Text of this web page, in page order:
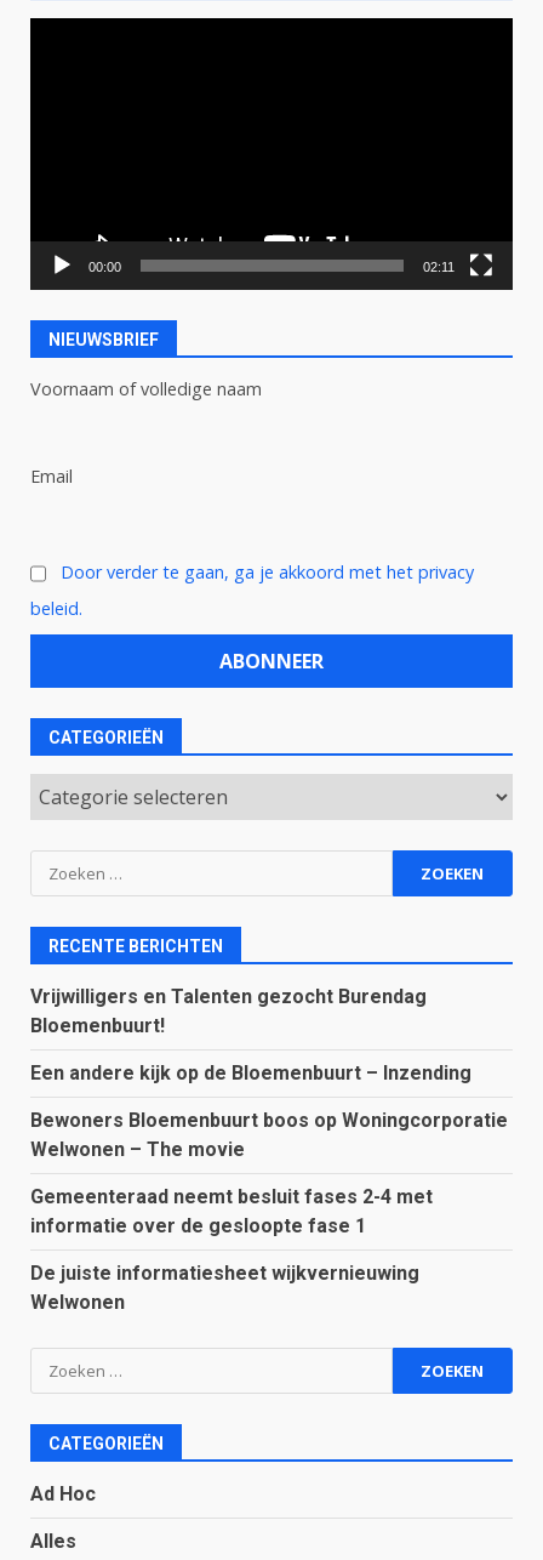
00:00 02:11
NIEUWSBRIEF
Voornaam of volledige naam
Email
Door verder te gaan, ga je akkoord met het privacy
beleid.
CATEGORIEËN
Categorieën
Zoeken
naar:
RECENTE BERICHTEN
Vrijwilligers en Talenten gezocht Burendag
Bloemenbuurt!
Een andere kijk op de Bloemenbuurt – Inzending
Bewoners Bloemenbuurt boos op Woningcorporatie
Welwonen – The movie
Gemeenteraad neemt besluit fases 2-4 met
informatie over de gesloopte fase 1
De juiste informatiesheet wijkvernieuwing
Welwonen
Zoeken
naar:
CATEGORIEËN
Ad Hoc
Alles